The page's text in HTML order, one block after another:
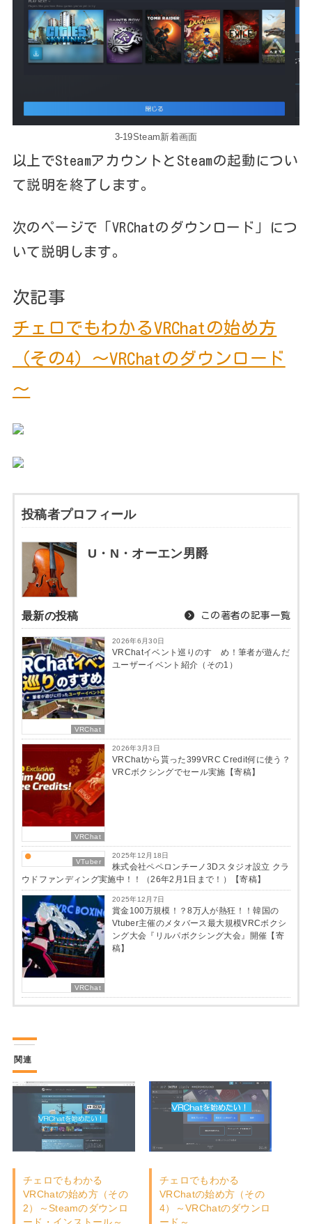
3-19Steam新着画面
以上でSteamアカウントとSteamの起動につい
て説明を終了します。
次のページで「VRChatのダウンロード」につ
いて説明します。
次記事
チェロでもわかるVRChatの始め方
（その4）～VRChatのダウンロード
～
投稿者プロフィール
U・N・オーエン男爵
最新の投稿 この著者の記事一覧
VRChat
2026年6月30日
VRChatイベント巡りのすゝめ！筆者が遊んだ
ユーザーイベント紹介（その1）
VRChat
2026年3月3日
VRChatから貰った399VRC Credit何に使う？
VRCボクシングでセール実施【寄稿】
VTuber
2025年12月18日
株式会社ペペロンチーノ3Dスタジオ設立 クラ
ウドファンディング実施中！！（26年2月1日まで！）【寄稿】
VRChat
2025年12月7日
賞金100万規模！？8万人が熱狂！！韓国の
Vtuber主催のメタバース最大規模VRCボクシ
ング大会『リルパボクシング大会』開催【寄
稿】
関連
チェロでもわかる
VRChatの始め方（その
2）～Steamのダウンロ
チェロでもわかる
VRChatの始め方（その
4）～VRChatのダウンロ